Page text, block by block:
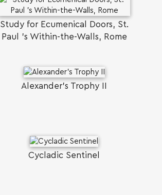
Study for Ecumenical Doors, St.
Paul 's Within-the-Walls, Rome
Alexander's Trophy II
Cycladic Sentinel